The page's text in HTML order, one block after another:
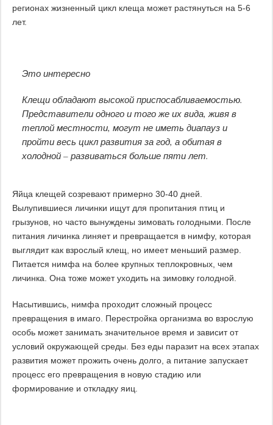
регионах жизненный цикл клеща может растянуться на 5-6
лет.
Это интересно
Клещи обладают высокой приспосабливаемостью.
Представители одного и того же их вида, живя в
теплой местности, могут не иметь диапауз и
пройти весь цикл развития за год, а обитая в
холодной – развиваться больше пяти лет.
Яйца клещей созревают примерно 30-40 дней.
Вылупившиеся личинки ищут для пропитания птиц и
грызунов, но часто вынуждены зимовать голодными. После
питания личинка линяет и превращается в нимфу, которая
выглядит как взрослый клещ, но имеет меньший размер.
Питается нимфа на более крупных теплокровных, чем
личинка. Она тоже может уходить на зимовку голодной.
Насытившись, нимфа проходит сложный процесс
превращения в имаго. Перестройка организма во взрослую
особь может занимать значительное время и зависит от
условий окружающей среды. Без еды паразит на всех этапах
развития может прожить очень долго, а питание запускает
процесс его превращения в новую стадию или
формирование и откладку яиц.